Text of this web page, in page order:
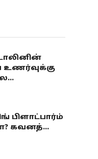
பிளாட்பார்ம்
கவனத்...